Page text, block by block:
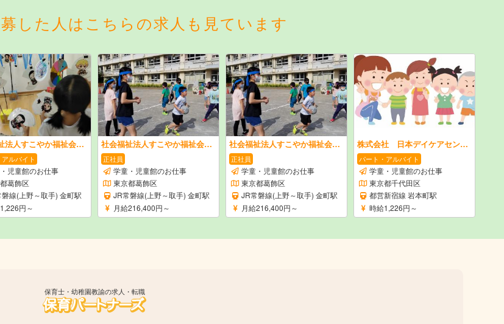
した人はこちらの求人も見ています
社会福祉法人すこやか福祉会 金町学童保育クラブ
ルバイト
児童館のお仕事
葛飾区
線(上野～取手) 金町駅
円～
社会福祉法人すこやか福祉会 金町学童保育クラブ
正社員
学童・児童館のお仕事
東京都葛飾区
JR常磐線(上野～取手) 金町駅
月給216,400円～
社会福祉法人すこやか福祉会 金町学童保育クラブ
正社員
学童・児童館のお仕事
東京都葛飾区
JR常磐線(上野～取手) 金町駅
月給216,400円～
株式会社 日本デイケアセンター
パート・アルバイト
学童・児童館のお仕事
東京都千代田区
都営新宿線 岩本町駅
時給1,226円～
保育士・幼稚園教諭の求人・転職